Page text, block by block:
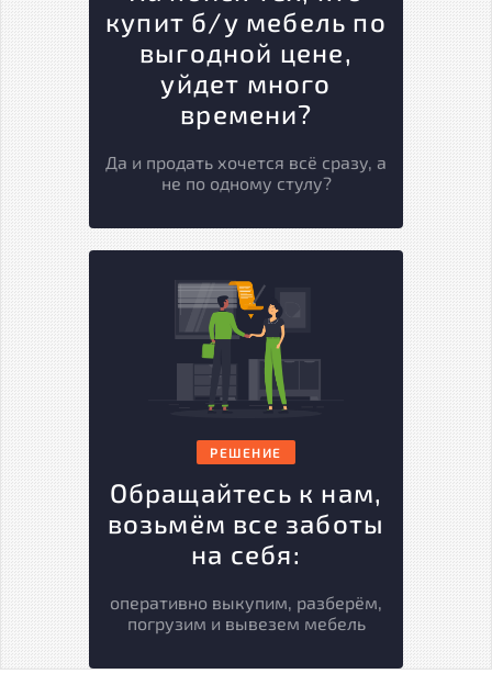
купит б/у мебель по
выгодной цене,
уйдет много
времени?
Да и продать хочется всё сразу, а
не по одному стулу?
РЕШЕНИЕ
Обращайтесь к нам,
возьмём все заботы
на себя:
оперативно выкупим, разберём,
погрузим и вывезем мебель